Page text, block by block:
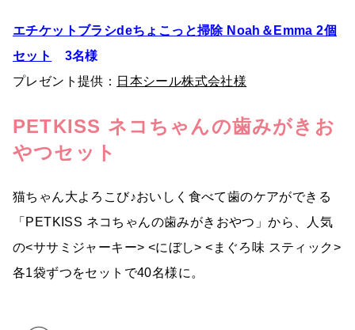
エチケットブラシdeちょこっと掃除 Noah＆Emma 2個
セット
3名様
プレゼント提供： 日本シール株式会社様
PETKISS ネコちゃんの歯みがきお
やつセット
猫ちゃん大よろこび♪おいしく食べて歯のケアができる
「PETKISS ネコちゃんの歯みがきおやつ」から、人気
の<ササミジャーキー> <にぼし> <まぐろ味 スティック>
各1袋ずつをセットで40名様に。